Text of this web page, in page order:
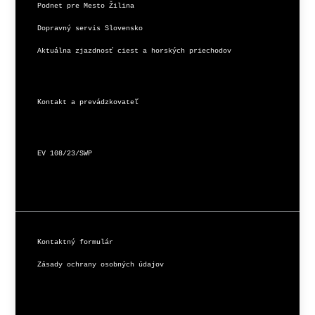
Podnet pre Mesto Žilina
Dopravný servis Slovensko
Aktuálna zjazdnosť ciest a horských priechodov
Kontakt a prevádzkovateľ
EV 108/23/SWP
Kontaktný formulár
Zásady ochrany osobných údajov